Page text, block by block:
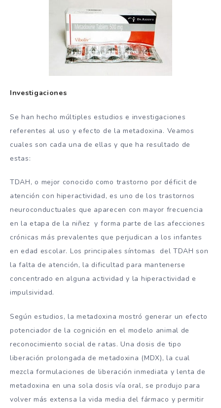
Investigaciones
Se han hecho múltiples estudios e investigaciones
referentes al uso y efecto de la metadoxina. Veamos
cuales son cada una de ellas y que ha resultado de
estas:
TDAH, o mejor conocido como trastorno por déficit de
atención con hiperactividad, es uno de los trastornos
neuroconductuales que aparecen con mayor frecuencia
en la etapa de la niñez y forma parte de las afecciones
crónicas más prevalentes que perjudican a los infantes
en edad escolar. Los principales síntomas del TDAH son
la falta de atención, la dificultad para mantenerse
concentrado en alguna actividad y la hiperactividad e
impulsividad.
Según estudios, la metadoxina mostró generar un efecto
potenciador de la cognición en el modelo animal de
reconocimiento social de ratas. Una dosis de tipo
liberación prolongada de metadoxina (MDX), la cual
mezcla formulaciones de liberación inmediata y lenta de
metadoxina en una sola dosis vía oral, se produjo para
volver más extensa la vida media del fármaco y permitir